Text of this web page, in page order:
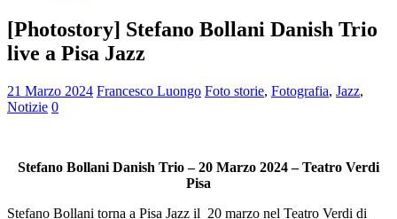
[Photostory] Stefano Bollani Danish Trio
live a Pisa Jazz
21 Marzo 2024 Francesco Luongo Foto storie, Fotografia, Jazz,
Notizie 0
Stefano Bollani Danish Trio – 20 Marzo 2024 – Teatro Verdi
Pisa
Stefano Bollani torna a Pisa Jazz il 20 marzo nel Teatro Verdi di